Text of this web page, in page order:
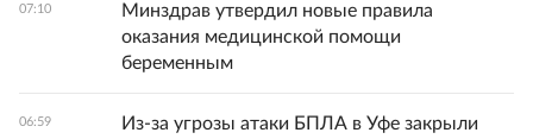
07:10
Минздрав утвердил новые правила
оказания медицинской помощи
беременным
06:59
Из-за угрозы атаки БПЛА в Уфе закрыли